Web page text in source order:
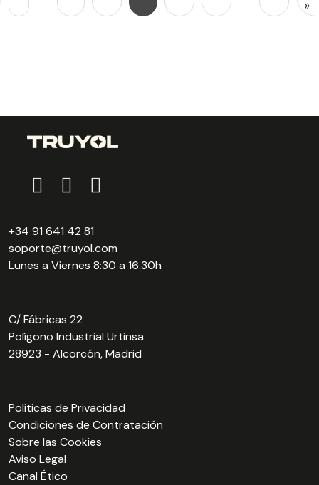
»
+34 91 641 42 81
soporte@truyol.com
Lunes a Viernes 8:30 a 16:30h
C/ Fábricas 22
Polígono Industrial Urtinsa
28923 - Alcorcón, Madrid
Políticas de Privacidad
Condiciones de Contratación
Sobre las Cookies
Aviso Legal
Canal Ético